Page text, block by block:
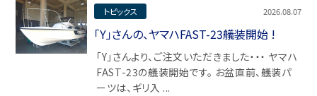
トピックス 2026.08.07
「Y」さんの、ヤマハFAST-23艤装開始 !
「Y」さんより、ご注文いただきました・・・ ヤマハ
FAST-23の艤装開始です。 お盆直前、艤装パ
ーツは、ギリ入 ...